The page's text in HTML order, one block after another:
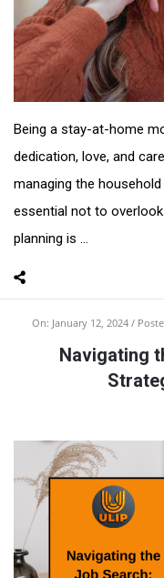
Being a stay-at-home
dedication, love, and
managing the
essential not to
planning is ...
On: January 12, 2024
Navigating